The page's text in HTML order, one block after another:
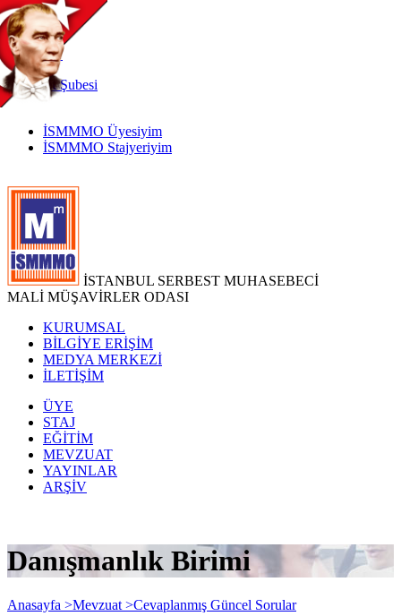
TR
|
EN
İnternetŞubesi
İSMMMO Üyesiyim
İSMMMO Stajyeriyim
İSTANBUL SERBEST MUHASEBECİ
MALİ MÜŞAVİRLER ODASI
KURUMSAL
BİLGİYE ERİŞİM
MEDYA MERKEZİ
İLETİŞİM
ÜYE
STAJ
EĞİTİM
MEVZUAT
YAYINLAR
ARŞİV
Danışmanlık Birimi
Anasayfa >Mevzuat >Cevaplanmış Güncel Sorular